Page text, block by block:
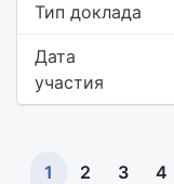
Тип доклада
Дата
участия
1 2 3 4